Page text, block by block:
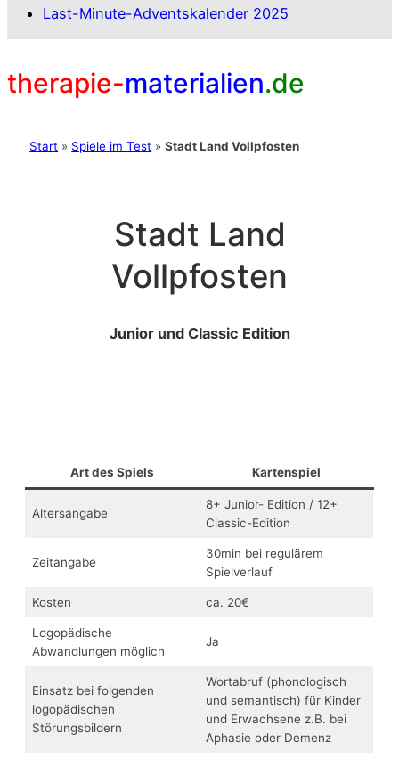
Last-Minute-Adventskalender 2025
therapie-materialien.de
Start » Spiele im Test »Stadt Land Vollpfosten
Stadt Land
Vollpfosten
Junior und Classic Edition
Art des Spiels Kartenspiel
Altersangabe
8+ Junior- Edition / 12+
Classic-Edition
Zeitangabe
30min bei regulärem
Spielverlauf
Kosten ca. 20€
Logopädische
Abwandlungen möglich
Ja
Einsatz bei folgenden
logopädischen
Störungsbildern
Wortabruf (phonologisch
und semantisch) für Kinder
und Erwachsene z.B. bei
Aphasie oder Demenz